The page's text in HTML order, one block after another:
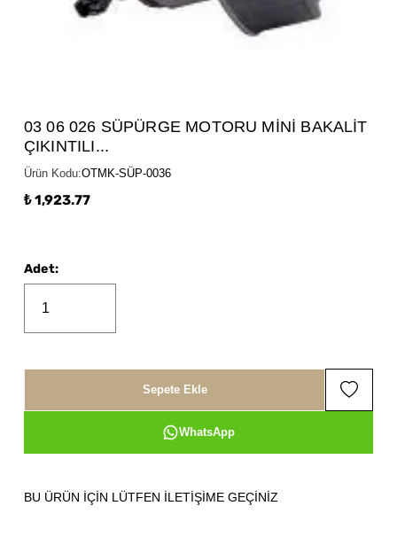
03 06 026 SÜPÜRGE MOTORU MİNİ BAKALİT
ÇIKINTILI...
Ürün Kodu:OTMK-SÜP-0036
₺ 1,923.77
BU ÜRÜN İÇİN LÜTFEN İLETİŞİME GEÇİNİZ
Adet:
Sepete Ekle
WhatsApp